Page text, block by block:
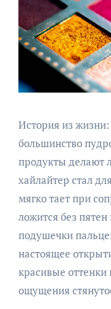
История из жизни:
большинство
продукты делают
хайлайтер стал
мягко тает при
ложится без пятен
подушечки
настоящее
красивые оттенки
ощущения